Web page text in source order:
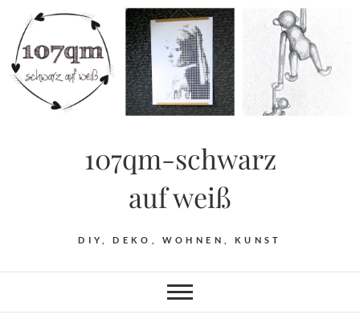
content
107qm-schwarz
auf weiß
DIY, DEKO, WOHNEN, KUNST